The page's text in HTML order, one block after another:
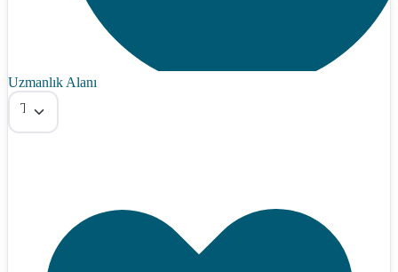
Uzmanlık Alanı
Tümü